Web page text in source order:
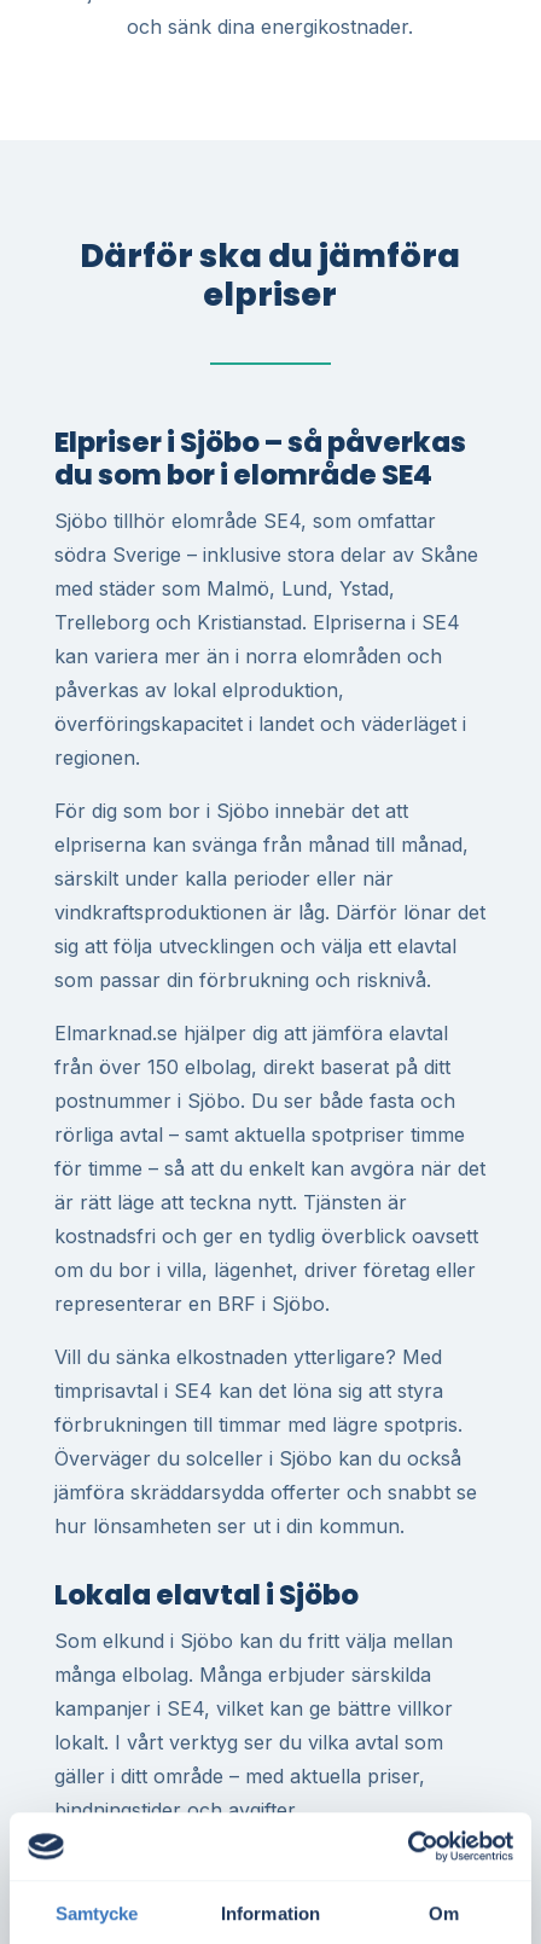
Samtycke Information Om
och sänk dina energikostnader.
Därför ska du jämföra
elpriser
Elpriser i Sjöbo – så påverkas
du som bor i elområde SE4
Sjöbo tillhör elområde SE4, som omfattar
södra Sverige – inklusive stora delar av Skåne
med städer som Malmö, Lund, Ystad,
Trelleborg och Kristianstad. Elpriserna i SE4
kan variera mer än i norra elområden och
påverkas av lokal elproduktion,
överföringskapacitet i landet och väderläget i
regionen.
För dig som bor i Sjöbo innebär det att
elpriserna kan svänga från månad till månad,
särskilt under kalla perioder eller när
vindkraftsproduktionen är låg. Därför lönar det
sig att följa utvecklingen och välja ett elavtal
som passar din förbrukning och risknivå.
Elmarknad.se hjälper dig att jämföra elavtal
från över 150 elbolag, direkt baserat på ditt
postnummer i Sjöbo. Du ser både fasta och
rörliga avtal – samt aktuella spotpriser timme
för timme – så att du enkelt kan avgöra när det
är rätt läge att teckna nytt. Tjänsten är
kostnadsfri och ger en tydlig överblick oavsett
om du bor i villa, lägenhet, driver företag eller
representerar en BRF i Sjöbo.
Vill du sänka elkostnaden ytterligare? Med
timprisavtal i SE4 kan det löna sig att styra
förbrukningen till timmar med lägre spotpris.
Överväger du solceller i Sjöbo kan du också
jämföra skräddarsydda offerter och snabbt se
hur lönsamheten ser ut i din kommun.
Lokala elavtal i Sjöbo
Som elkund i Sjöbo kan du fritt välja mellan
många elbolag. Många erbjuder särskilda
kampanjer i SE4, vilket kan ge bättre villkor
lokalt. I vårt verktyg ser du vilka avtal som
gäller i ditt område – med aktuella priser,
bindningstider och avgifter.
För dig med elvärme i villa, eller för företag
stor skillnad på årsbasis. Det gäller även för